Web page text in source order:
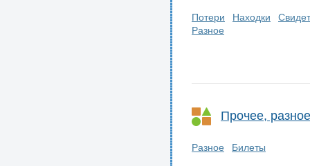
Потери Находки
Разное
Прочее, разное
Разное Билеты